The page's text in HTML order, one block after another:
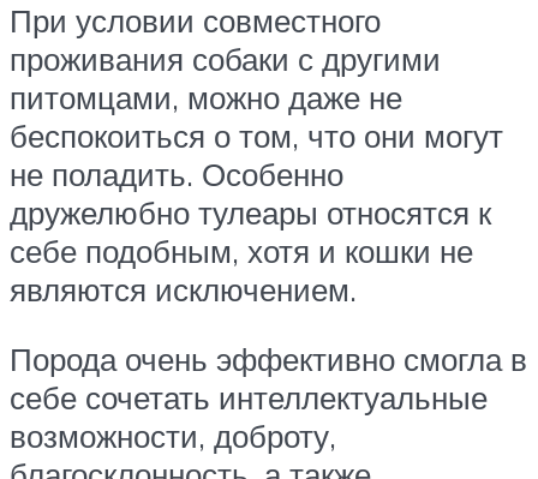
При условии совместного
проживания собаки с другими
питомцами, можно даже не
беспокоиться о том, что они могут
не поладить. Особенно
дружелюбно тулеары относятся к
себе подобным, хотя и кошки не
являются исключением.
Порода очень эффективно смогла в
себе сочетать интеллектуальные
возможности, доброту,